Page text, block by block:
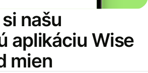
našu
aplikáciu Wise
mien